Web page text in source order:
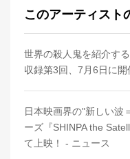
このアーティスト
世界の殺人鬼を紹介す
収録第3回、7月6日に開
日本映画界の"新しい波
ーズ『SHINPA the
て上映！ - ニュース